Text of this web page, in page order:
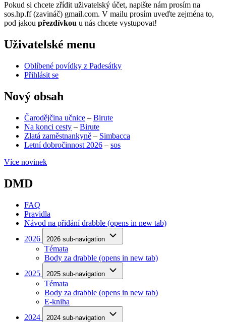
Pokud si chcete zřídit uživatelský účet, napište nám prosím na
sos.hp.ff (zavináč) gmail.com. V mailu prosím uveďte zejména to,
pod jakou přezdívkou u nás chcete vystupovat!
Uživatelské menu
Oblíbené povídky z Padesátky
Přihlásit se
Nový obsah
Čarodějčina učnice – Birute
Na konci cesty – Birute
Zlatá zaměstnankyně – Simbacca
Letní dobročinnost 2026 – sos
Více novinek
DMD
FAQ
Pravidla
Návod na přidání drabble (opens in new tab)
2026
2026 sub-navigation
Témata
Body za drabble (opens in new tab)
2025
2025 sub-navigation
Témata
Body za drabble (opens in new tab)
E-kniha
2024
2024 sub-navigation